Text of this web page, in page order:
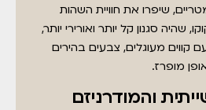
שיפרו את חוויית השהות
שהיה סגנון קל יותר ואורירי יותר,
קווים מעוגלים, צבעים בהירים
מופרז.
והמודרניזם